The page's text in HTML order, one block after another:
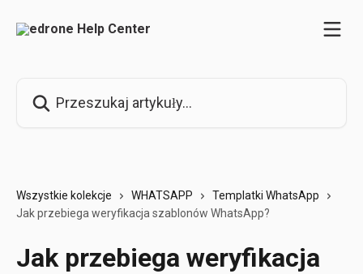
Wszystkie kolekcje WHATSAPP
Templatki WhatsApp
Jak przebiega weryfikacja szablonów WhatsApp?
Jak przebiega weryfikacja